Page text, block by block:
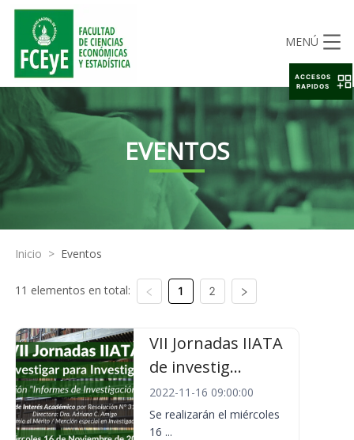
MENÚ
EVENTOS
Inicio > Eventos
11 elementos en total: 1 2
VII Jornadas IIATA
de investig...
2022-11-16 09:00:00
Se realizarán el miércoles
16 ...
ACCESOS
RAPIDOS